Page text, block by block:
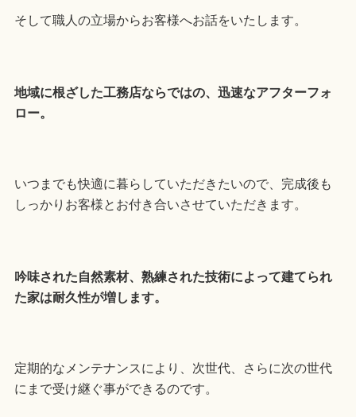
そして職人の立場からお客様へお話をいたします。
地域に根ざした工務店ならではの、迅速なアフターフォ
ロー。
いつまでも快適に暮らしていただきたいので、完成後も
しっかりお客様とお付き合いさせていただきます。
吟味された自然素材、熟練された技術によって建てられ
た家は耐久性が増します。
定期的なメンテナンスにより、次世代、さらに次の世代
にまで受け継ぐ事ができるのです。